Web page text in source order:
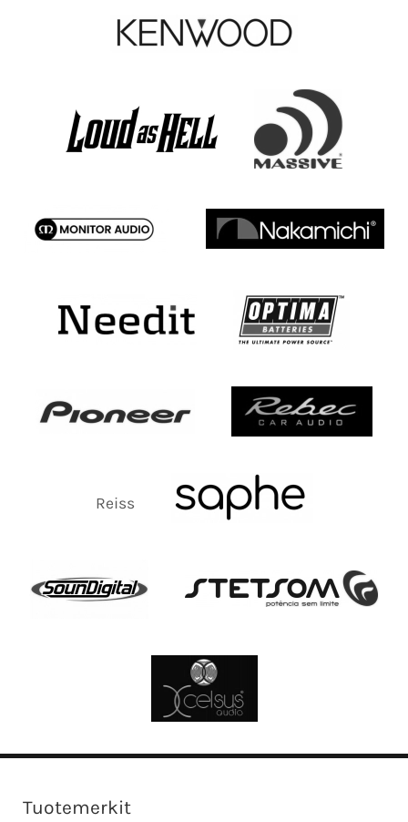
Reiss
Tuotemerkit